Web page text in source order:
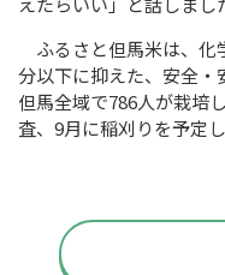
ふるさと但馬米は、化
分以下に抑えた、安全・
但馬全域で786人が栽培
査、9月に稲刈りを予定し